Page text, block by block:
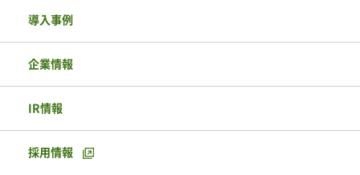
導入事例
企業情報
IR情報
採用情報